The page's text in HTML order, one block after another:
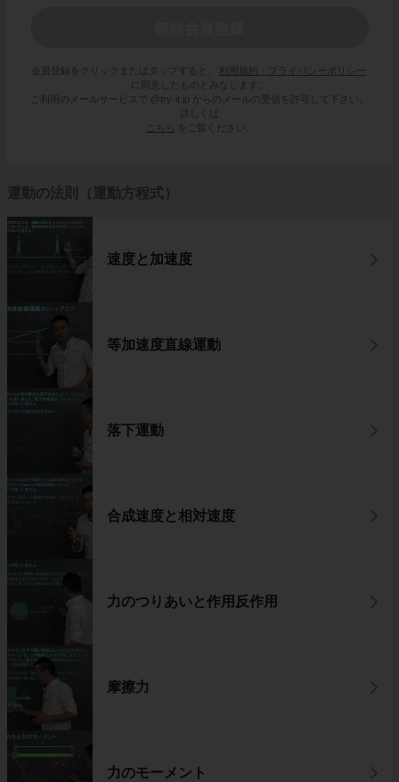
会員登録をクリックまたはタップすると、
利用規約・プライバシーポリシー
に同意したものとみなします。
ご利用のメールサービスで @try-it.jp からのメールの受信を許可して下さい。
詳しくは
こちら
をご覧ください。
運動の法則（運動方程式）
速度と加速度
等加速度直線運動
落下運動
合成速度と相対速度
力のつりあいと作用反作用
摩擦力
力のモーメント